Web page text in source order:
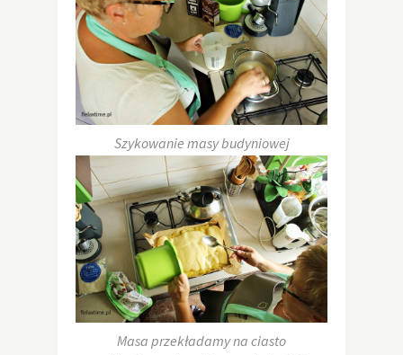
Szykowanie masy budyniowej
Masa przekładamy na ciasto